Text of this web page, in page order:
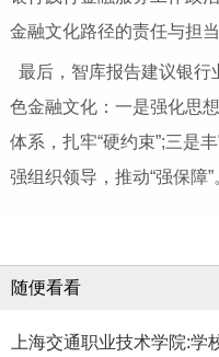
金融文化路径的责任与担当
最后，智库报告建议银行
色金融文化：一是强化思
体系，扎牢“硬约束”;三是
强组织领导，推动“强保障”
随便看看
上海交通职业技术学院:学